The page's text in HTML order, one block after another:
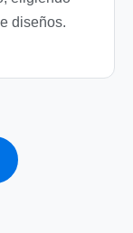
diseños.